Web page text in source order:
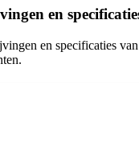
en
en specificaties